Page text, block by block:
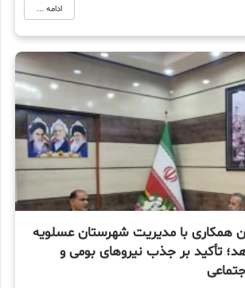
ادامه ...
همکاری با مدیریت شهرستان عسلویه
تأکید بر جذب نیروهای بومی و